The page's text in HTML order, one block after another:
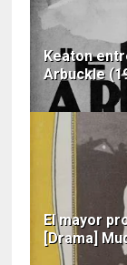
Keaton
Arbuckle
El mayor
[Drama]